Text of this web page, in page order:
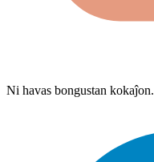
Ni havas bongustan kokaĵon.